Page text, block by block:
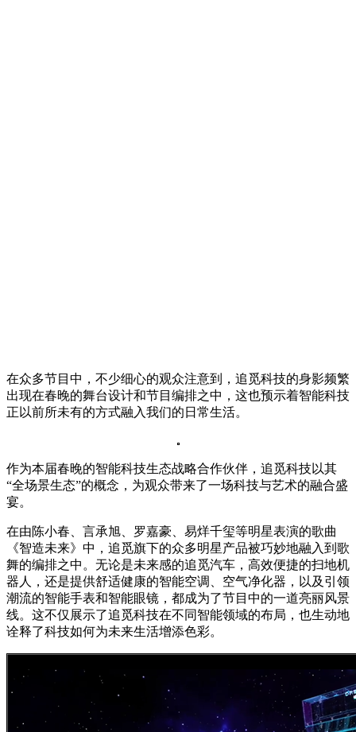
在众多节目中，不少细心的观众注意到，追觅科技的身影频繁
出现在春晚的舞台设计和节目编排之中，这也预示着智能科技
正以前所未有的方式融入我们的日常生活。
作为本届春晚的智能科技生态战略合作伙伴，追觅科技以其
“全场景生态”的概念，为观众带来了一场科技与艺术的融合盛
宴。
在由陈小春、言承旭、罗嘉豪、易烊千玺等明星表演的歌曲
《智造未来》中，追觅旗下的众多明星产品被巧妙地融入到歌
舞的编排之中。无论是未来感的追觅汽车，高效便捷的扫地机
器人，还是提供舒适健康的智能空调、空气净化器，以及引领
潮流的智能手表和智能眼镜，都成为了节目中的一道亮丽风景
线。这不仅展示了追觅科技在不同智能领域的布局，也生动地
诠释了科技如何为未来生活增添色彩。